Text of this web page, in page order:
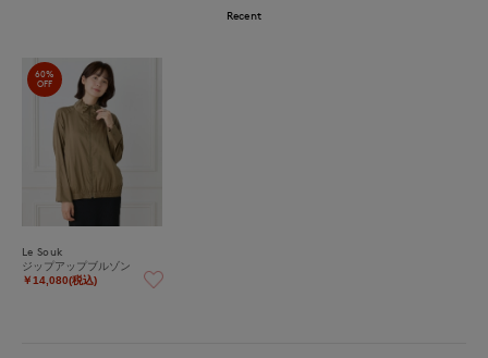
Recent
60%
OFF
Le Souk
ジップアップブルゾン
￥14,080(税込)